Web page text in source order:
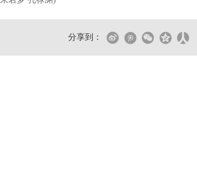
分享到：